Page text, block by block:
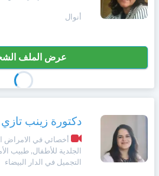
أنوال
عرض الملف
دكتورة زينب
أخصائي في الامراض
الجلدية للأطفال, طبيب
التجميل في الدار البيضاء